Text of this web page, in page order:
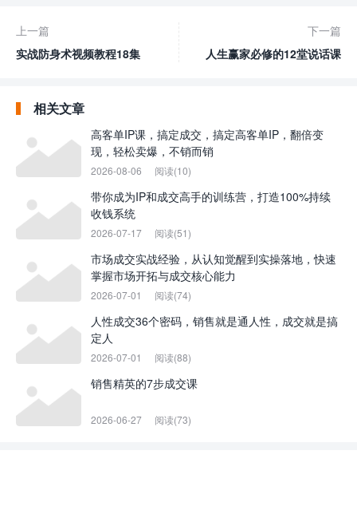
上一篇
实战防身术视频教程18集
下一篇
人生赢家必修的12堂说话课
相关文章
高客单IP课，搞定成交，搞定高客单IP，翻倍变
现，轻松卖爆，不销而销
2026-08-06 阅读(10)
带你成为IP和成交高手的训练营，打造100%持续
收钱系统
2026-07-17 阅读(51)
市场成交实战经验，从认知觉醒到实操落地，快速
掌握市场开拓与成交核心能力
2026-07-01 阅读(74)
人性成交36个密码，销售就是通人性，成交就是搞
定人
2026-07-01 阅读(88)
销售精英的7步成交课
2026-06-27 阅读(73)